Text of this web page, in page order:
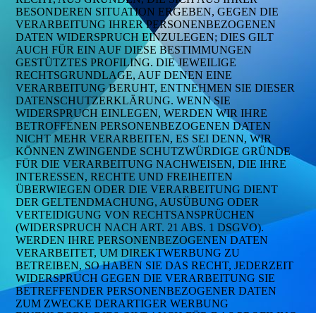
BESONDEREN SITUATION ERGEBEN, GEGEN DIE
VERARBEITUNG IHRER PERSONENBEZOGENEN
DATEN WIDERSPRUCH EINZULEGEN; DIES GILT
AUCH FÜR EIN AUF DIESE BESTIMMUNGEN
GESTÜTZTES PROFILING. DIE JEWEILIGE
RECHTSGRUNDLAGE, AUF DENEN EINE
VERARBEITUNG BERUHT, ENTNEHMEN SIE DIESER
DATENSCHUTZERKLÄRUNG. WENN SIE
WIDERSPRUCH EINLEGEN, WERDEN WIR IHRE
BETROFFENEN PERSONENBEZOGENEN DATEN
NICHT MEHR VERARBEITEN, ES SEI DENN, WIR
KÖNNEN ZWINGENDE SCHUTZWÜRDIGE GRÜNDE
FÜR DIE VERARBEITUNG NACHWEISEN, DIE IHRE
INTERESSEN, RECHTE UND FREIHEITEN
ÜBERWIEGEN ODER DIE VERARBEITUNG DIENT
DER GELTENDMACHUNG, AUSÜBUNG ODER
VERTEIDIGUNG VON RECHTSANSPRÜCHEN
(WIDERSPRUCH NACH ART. 21 ABS. 1 DSGVO).
WERDEN IHRE PERSONENBEZOGENEN DATEN
VERARBEITET, UM DIREKTWERBUNG ZU
BETREIBEN, SO HABEN SIE DAS RECHT, JEDERZEIT
WIDERSPRUCH GEGEN DIE VERARBEITUNG SIE
BETREFFENDER PERSONENBEZOGENER DATEN
ZUM ZWECKE DERARTIGER WERBUNG